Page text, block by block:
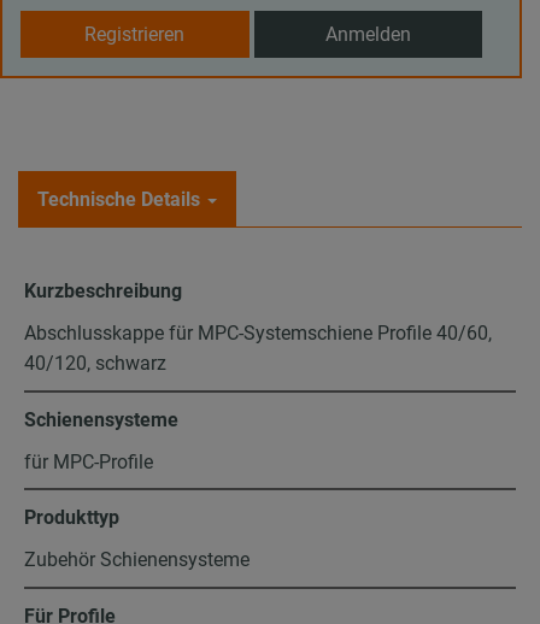
Registrieren Anmelden
Technische Details
Kurzbeschreibung
Abschlusskappe für MPC-Systemschiene Profile 40/60,
40/120, schwarz
Schienensysteme
für MPC-Profile
Produkttyp
Zubehör Schienensysteme
Für Profile